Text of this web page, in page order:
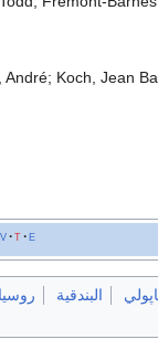
André; Koch, Jean
v t e
البندقية روسيا